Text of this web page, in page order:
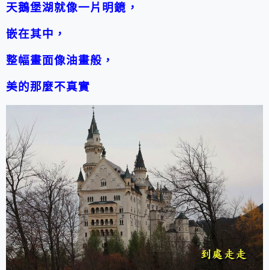
天鵝堡湖就像一片明鏡，
嵌在其中，
整幅畫面像油畫般，
美的那麼不真實